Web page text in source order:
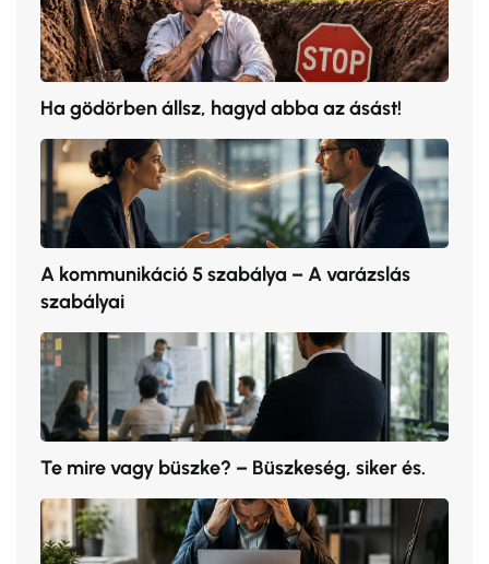
Ha gödörben állsz, hagyd abba az ásást!
A kommunikáció 5 szabálya – A varázslás
szabályai
Te mire vagy büszke? – Büszkeség, siker és.